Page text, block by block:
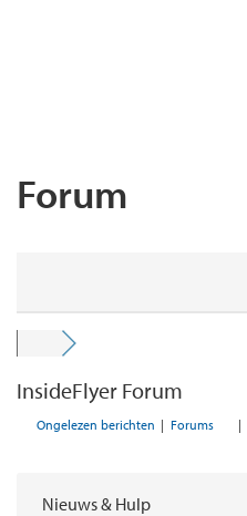
Forum
InsideFlyer Forum
Ongelezen berichten | Forums |
Nieuws & Hulp